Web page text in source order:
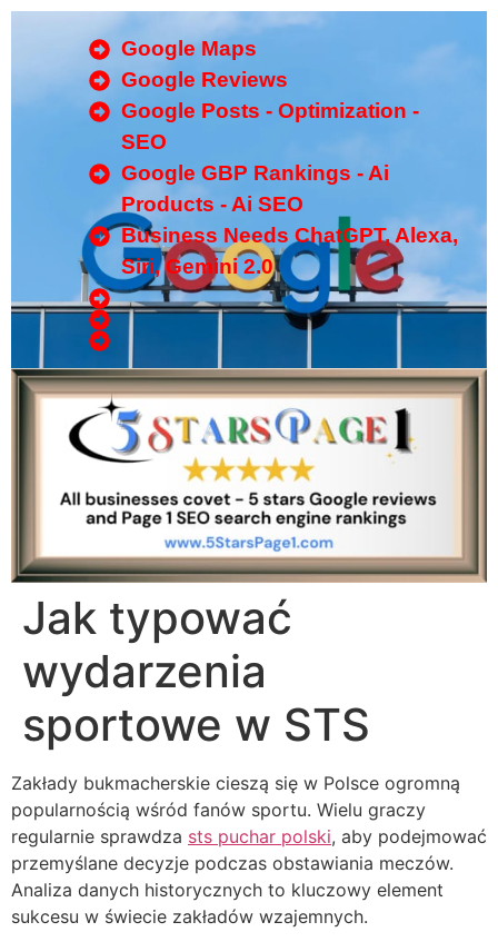
Google Maps
Google Reviews
Google Posts - Optimization -
SEO
Google GBP Rankings - Ai
Products - Ai SEO
Business Needs ChatGPT, Alexa,
Siri, Gemini 2.0
Jak typować
wydarzenia
sportowe w STS
Zakłady bukmacherskie cieszą się w Polsce ogromną
popularnością wśród fanów sportu. Wielu graczy
regularnie sprawdza sts puchar polski, aby podejmować
przemyślane decyzje podczas obstawiania meczów.
Analiza danych historycznych to kluczowy element
sukcesu w świecie zakładów wzajemnych.